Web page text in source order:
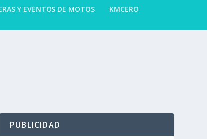
Y EVENTOS DE MOTOS KMCERO
PUBLICIDAD